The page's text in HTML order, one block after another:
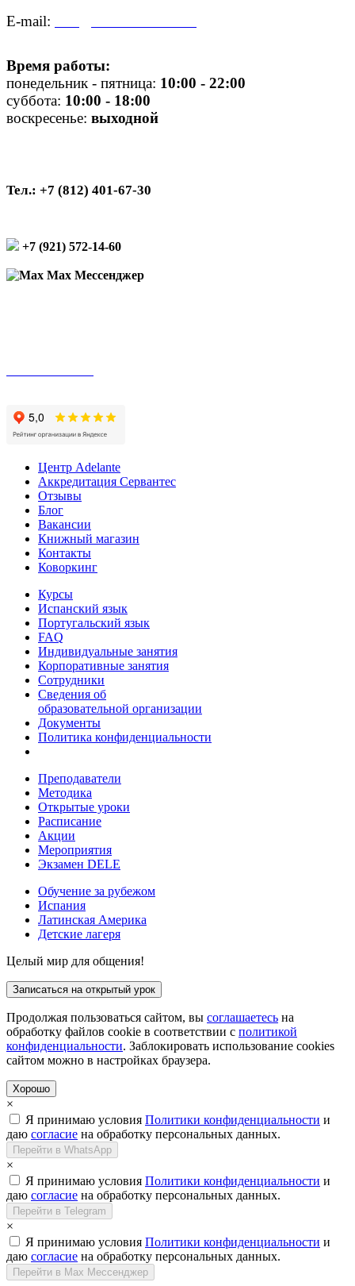
E-mail:
Время работы:
понедельник - пятница: 10:00 - 22:00
суббота: 10:00 - 18:00
воскресенье: выходной
Тел.: +7 (812) 401-67-30
+7 (921) 572-14-60
Max Мессенджер
Центр Adelante
Аккредитация Сервантес
Отзывы
Блог
Вакансии
Книжный магазин
Контакты
Коворкинг
Курсы
Испанский язык
Португальский язык
FAQ
Индивидуальные занятия
Корпоративные занятия
Сотрудники
Сведения об
образовательной организации
Документы
Политика конфиденциальности
Преподаватели
Методика
Открытые уроки
Расписание
Акции
Мероприятия
Экзамен DELE
Обучение за рубежом
Испания
Латинская Америка
Детские лагеря
Целый мир для общения!
Записаться на открытый урок
Продолжая пользоваться сайтом, вы соглашаетесь на
обработку файлов cookie в соответствии с политикой
конфиденциальности. Заблокировать использование cookies
сайтом можно в настройках браузера.
Хорошо
×
Я принимаю условия Политики конфиденциальности и
даю согласие на обработку персональных данных.
Перейти в WhatsApp
×
Я принимаю условия Политики конфиденциальности и
даю согласие на обработку персональных данных.
Перейти в Telegram
×
Я принимаю условия Политики конфиденциальности и
даю согласие на обработку персональных данных.
Перейти в Max Мессенджер